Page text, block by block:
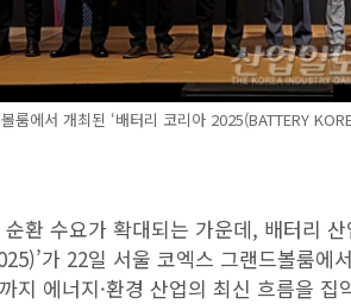
룸에서 개최된 ‘배터리 코리아 2025(BATTERY
환 수요가 확대되는 가운데, 배터리
가 22일 서울 코엑스 그랜드볼룸에
지 에너지·환경 산업의 최신 흐름을 집